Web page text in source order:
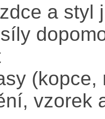
a styl
vzorek